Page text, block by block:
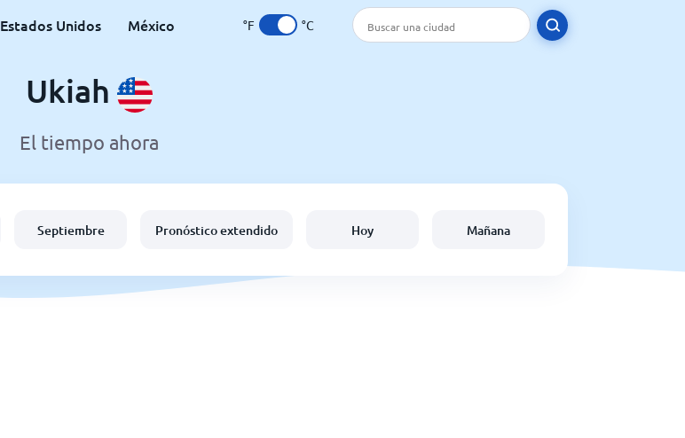
Estados Unidos México °F °C
Ukiah
El tiempo ahora
Septiembre Pronóstico extendido Hoy Mañana